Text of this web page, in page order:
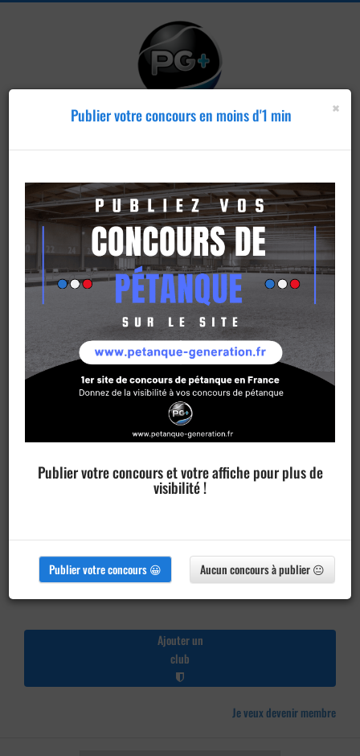
Publier un
concours
Ajouter un
club
Je veux devenir membre
×
Publier votre concours en moins d'1 min
Publier votre concours et votre affiche pour plus de
visibilité !
Publier votre concours 😀 Aucun concours à publier 😐